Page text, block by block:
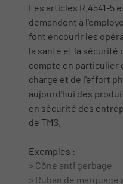
Les articles R.4541-5
demandent à
font encourir les
la santé et la sécurité
compte en particulier
charge et de l'effort
aujourd'hui des
en sécurité des
de TMS.
Exemples :
> Cône anti gerbage
> Ruban de marquage